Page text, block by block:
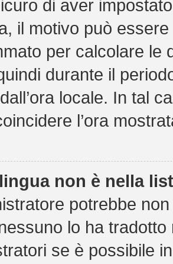
di aver
il motivo può
per calcolare le
durante il
locale. In tal
l’ora
non è nella
potrebbe
lo ha
se è possibile